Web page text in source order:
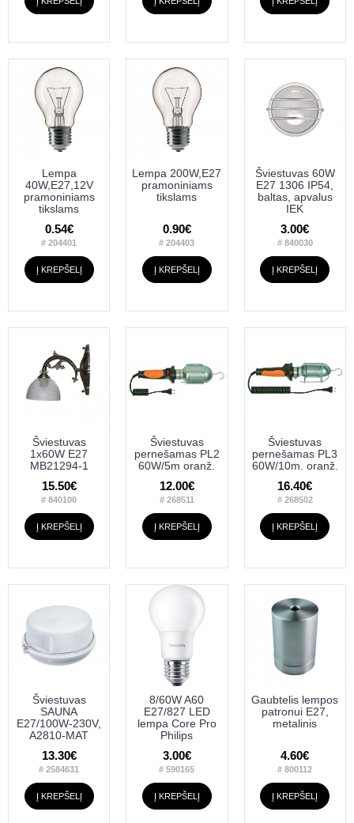
Lempa
40W,E27,12V
pramoniniams
tikslams
0.54€
# 204401
Į KREPŠELĮ
Lempa 200W,E27
pramoniniams
tikslams
0.90€
# 204403
Į KREPŠELĮ
Šviestuvas 60W
E27 1306 IP54,
baltas, apvalus
IEK
3.00€
# 840030
Į KREPŠELĮ
Šviestuvas
1x60W E27
MB21294-1
15.50€
# 840100
Į KREPŠELĮ
Šviestuvas
pernešamas PL2
60W/5m oranž.
12.00€
# 268511
Į KREPŠELĮ
Šviestuvas
pernešamas PL3
60W/10m. oranž.
16.40€
# 268502
Į KREPŠELĮ
Šviestuvas
SAUNA
E27/100W-230V,
A2810-MAT
13.30€
# 2584631
Į KREPŠELĮ
8/60W A60
E27/827 LED
lempa Core Pro
Philips
3.00€
# 590165
Į KREPŠELĮ
Gaubtelis lempos
patronui E27,
metalinis
4.60€
# 800112
Į KREPŠELĮ